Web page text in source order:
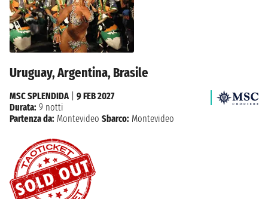
Uruguay, Argentina, Brasile
MSC SPLENDIDA
9 FEB 2027
Durata: 9 notti
Partenza da: Montevideo Sbarco: Montevideo